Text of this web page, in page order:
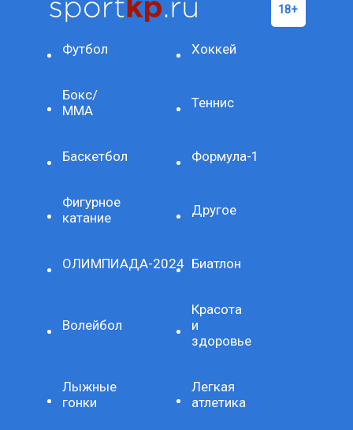
Футбол Хоккей
Бокс/
ММА
Теннис
Баскетбол Формула-1
Фигурное
катание
Другое
ОЛИМПИАДА-2024 Биатлон
Волейбол
Красота
и
здоровье
Лыжные
гонки
Легкая
атлетика